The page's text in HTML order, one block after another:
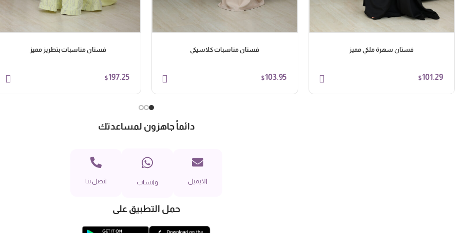
فستان سهرة ملكي مميز
$101.29
فستان مناسبات كلاسيكي
$103.95
فستان مناسبات بتطريز مميز
$197.25
دائماً جاهزون لمساعدتك
الايميل واتساب اتصل بنا
حمل التطبيق على